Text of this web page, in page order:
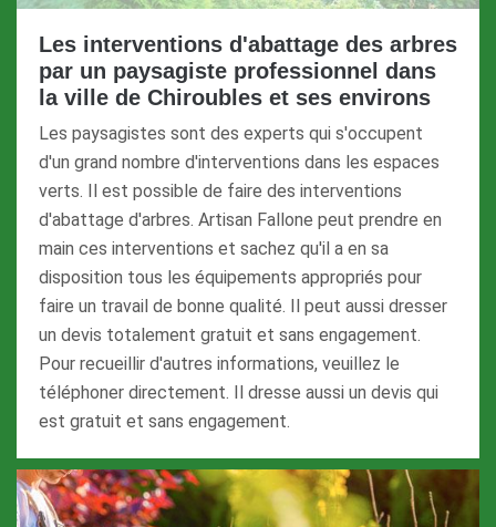
Les interventions d'abattage des arbres
par un paysagiste professionnel dans
la ville de Chiroubles et ses environs
Les paysagistes sont des experts qui s'occupent
d'un grand nombre d'interventions dans les espaces
verts. Il est possible de faire des interventions
d'abattage d'arbres. Artisan Fallone peut prendre en
main ces interventions et sachez qu'il a en sa
disposition tous les équipements appropriés pour
faire un travail de bonne qualité. Il peut aussi dresser
un devis totalement gratuit et sans engagement.
Pour recueillir d'autres informations, veuillez le
téléphoner directement. Il dresse aussi un devis qui
est gratuit et sans engagement.